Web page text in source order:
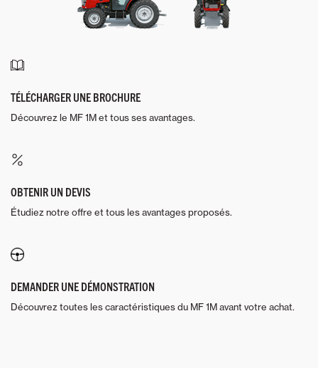
TÉLÉCHARGER UNE BROCHURE
Découvrez le MF 1M et tous ses avantages.
OBTENIR UN DEVIS
Étudiez notre offre et tous les avantages proposés.
DEMANDER UNE DÉMONSTRATION
Découvrez toutes les caractéristiques du MF 1M avant votre achat.